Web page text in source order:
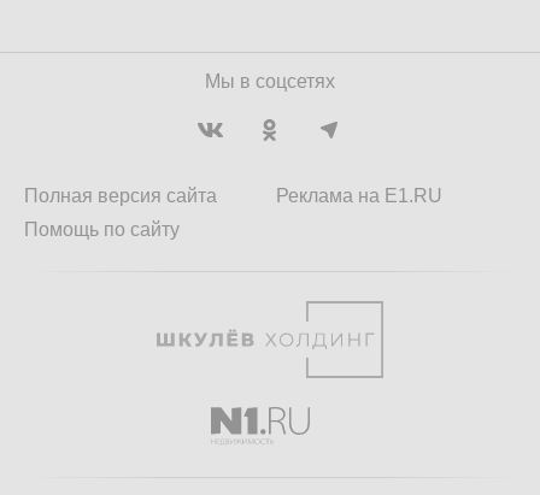
Мы в соцсетях
Полная версия сайта
Помощь по сайту
Реклама на E1.RU